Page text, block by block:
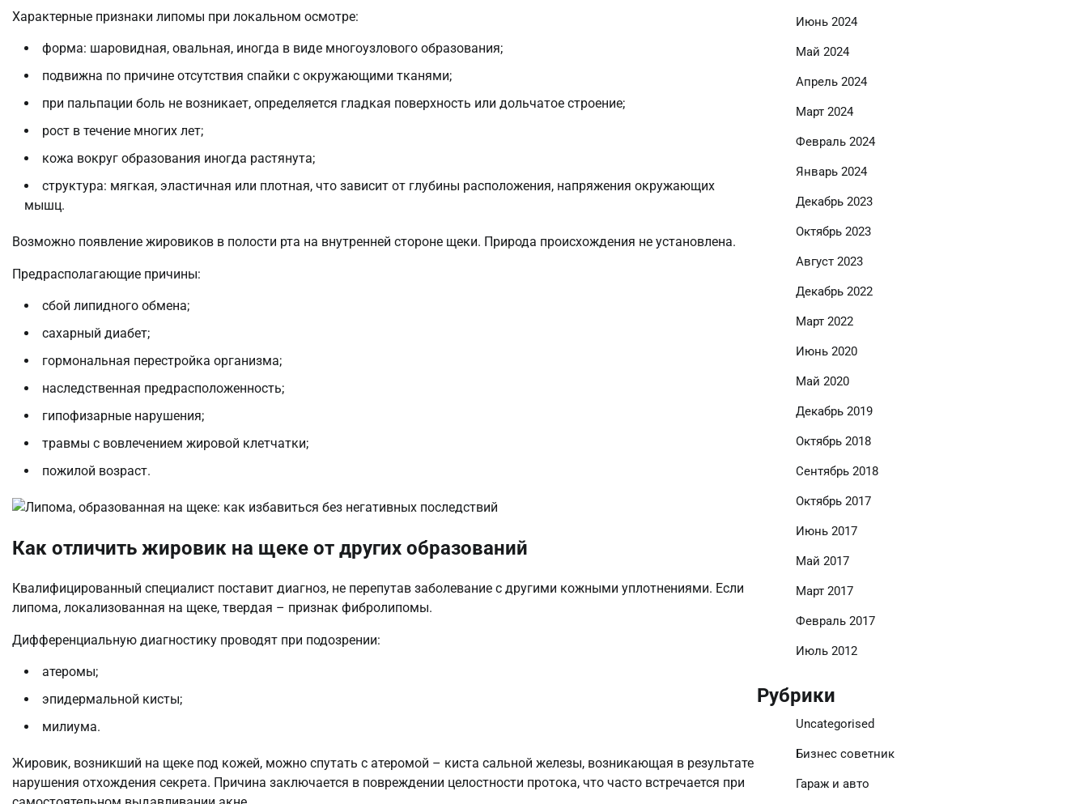
Характерные признаки липомы при локальном осмотре:
форма: шаровидная, овальная, иногда в виде многоузлового образования;
подвижна по причине отсутствия спайки с окружающими тканями;
при пальпации боль не возникает, определяется гладкая поверхность или дольчатое строение;
рост в течение многих лет;
кожа вокруг образования иногда растянута;
структура: мягкая, эластичная или плотная, что зависит от глубины расположения, напряжения окружающих
мышц.
Возможно появление жировиков в полости рта на внутренней стороне щеки. Природа происхождения не установлена.
Предрасполагающие причины:
сбой липидного обмена;
сахарный диабет;
гормональная перестройка организма;
наследственная предрасположенность;
гипофизарные нарушения;
травмы с вовлечением жировой клетчатки;
пожилой возраст.
Как отличить жировик на щеке от других образований
Квалифицированный специалист поставит диагноз, не перепутав заболевание с другими кожными уплотнениями. Если
липома, локализованная на щеке, твердая – признак фибролипомы.
Дифференциальную диагностику проводят при подозрении:
атеромы;
эпидермальной кисты;
милиума.
Жировик, возникший на щеке под кожей, можно спутать с атеромой – киста сальной железы, возникающая в результате
нарушения отхождения секрета. Причина заключается в повреждении целостности протока, что часто встречается при
Июнь 2024
Май 2024
Апрель 2024
Март 2024
Февраль 2024
Январь 2024
Декабрь 2023
Октябрь 2023
Август 2023
Декабрь 2022
Март 2022
Июнь 2020
Май 2020
Декабрь 2019
Октябрь 2018
Сентябрь 2018
Октябрь 2017
Июнь 2017
Май 2017
Март 2017
Февраль 2017
Июль 2012
Рубрики
Uncategorised
Бизнес советник
Гараж и авто